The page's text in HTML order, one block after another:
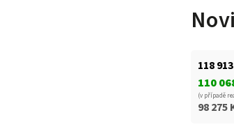
118
110
(v případě
98 275